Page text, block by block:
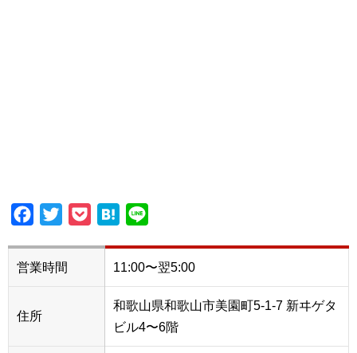
Facebook
Twitter PocketHatena
営業時間 11:00〜翌5:00
住所
和歌山県和歌山市美園町5-1-7 新ヰゲタ
ビル4〜6階